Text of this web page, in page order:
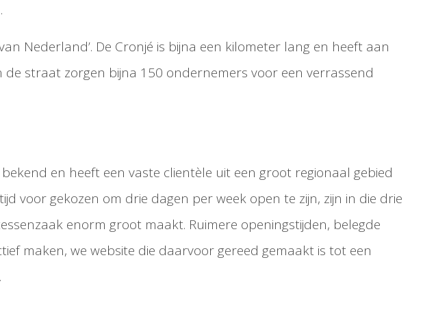
Nederland’. De Cronjé is bijna een kilometer lang en heeft aan
straat zorgen bijna 150 ondernemers voor een verrassend
en heeft een vaste clientèle uit een groot regionaal gebied
voor gekozen om drie dagen per week open te zijn, zijn in die drie
enorm groot maakt. Ruimere openingstijden, belegde
maken, we website die daarvoor gereed gemaakt is tot een